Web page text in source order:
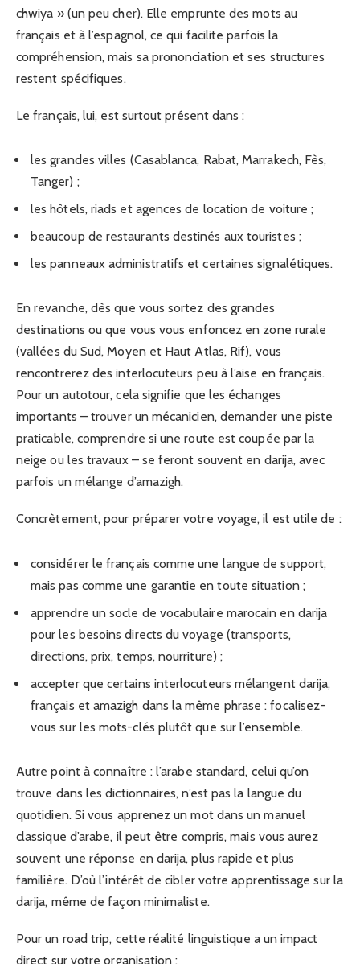
chwiya » (un peu cher). Elle emprunte des mots au
français et à l’espagnol, ce qui facilite parfois la
compréhension, mais sa prononciation et ses structures
restent spécifiques.
Le français, lui, est surtout présent dans :
les grandes villes (Casablanca, Rabat, Marrakech, Fès,
Tanger) ;
les hôtels, riads et agences de location de voiture ;
beaucoup de restaurants destinés aux touristes ;
les panneaux administratifs et certaines signalétiques.
En revanche, dès que vous sortez des grandes
destinations ou que vous vous enfoncez en zone rurale
(vallées du Sud, Moyen et Haut Atlas, Rif), vous
rencontrerez des interlocuteurs peu à l’aise en français.
Pour un autotour, cela signifie que les échanges
importants – trouver un mécanicien, demander une piste
praticable, comprendre si une route est coupée par la
neige ou les travaux – se feront souvent en darija, avec
parfois un mélange d’amazigh.
Concrètement, pour préparer votre voyage, il est utile de :
considérer le français comme une langue de support,
mais pas comme une garantie en toute situation ;
apprendre un socle de vocabulaire marocain en darija
pour les besoins directs du voyage (transports,
directions, prix, temps, nourriture) ;
accepter que certains interlocuteurs mélangent darija,
français et amazigh dans la même phrase : focalisez-
vous sur les mots-clés plutôt que sur l’ensemble.
Autre point à connaître : l’arabe standard, celui qu’on
trouve dans les dictionnaires, n’est pas la langue du
quotidien. Si vous apprenez un mot dans un manuel
classique d’arabe, il peut être compris, mais vous aurez
souvent une réponse en darija, plus rapide et plus
familière. D’où l’intérêt de cibler votre apprentissage sur la
darija, même de façon minimaliste.
Pour un road trip, cette réalité linguistique a un impact
direct sur votre organisation :